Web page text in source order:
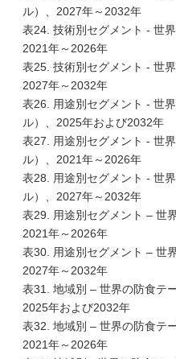
ル）、2027年～2032年
表24. 技術別セグメント - 世
2021年～2026年
表25. 技術別セグメント - 世
2027年～2032年
表26. 用途別セグメント - 世
ル）、2025年および2032年
表27. 用途別セグメント - 世
ル）、2021年～2026年
表28. 用途別セグメント - 世
ル）、2027年～2032年
表29. 用途別セグメント – 世
2021年～2026年
表30. 用途別セグメント – 世
2027年～2032年
表31. 地域別 – 世界の防食テ
2025年および2032年
表32. 地域別 – 世界の防食テ
2021年～2026年